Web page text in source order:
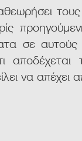
σε
να